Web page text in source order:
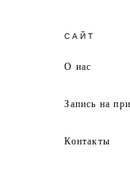
САЙТ
О нас
Запись на
Контакты